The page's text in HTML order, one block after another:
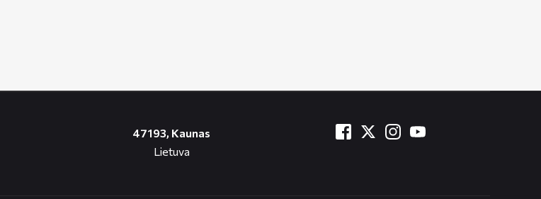
47193, Kaunas
Lietuva